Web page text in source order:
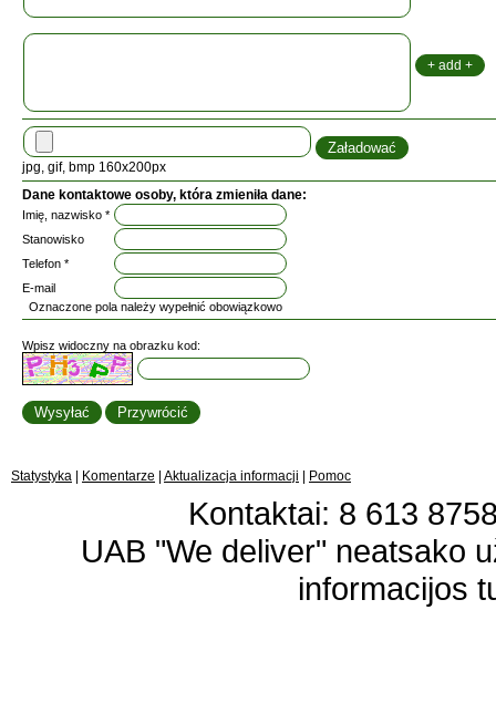
jpg, gif, bmp 160x200px
Dane kontaktowe osoby, która zmieniła dane:
Imię, nazwisko *
Stanowisko
Telefon *
E-mail
Oznaczone pola należy wypełnić obowiązkowo
Wpisz widoczny na obrazku kod:
Statystyka Komentarze Aktualizacja informacji Pomoc
Kontaktai: 8 613
UAB "We deliver" neatsako
informacijos